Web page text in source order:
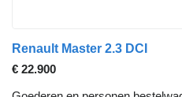
Renault Master 2.3 DCI
€ 22.900